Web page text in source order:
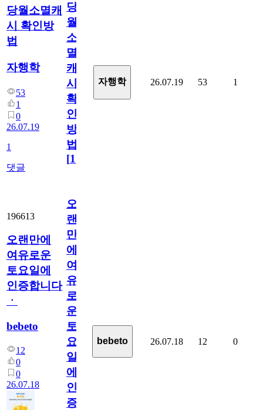
당월소멸캐
시 확인방
법
자행학
53
1
0
26.07.19
1
댓글
당
월
소
멸
캐
시
확
인
방
법
[1]
자행학 26.07.19 53 1
196613
오랜만에
여유로운
토요일에
인증합니다
ㆍ
bebeto
12
0
0
26.07.18
오
랜
만
에
여
유
로
운
토
요
일
에
인
증
bebeto 26.07.18 12 0